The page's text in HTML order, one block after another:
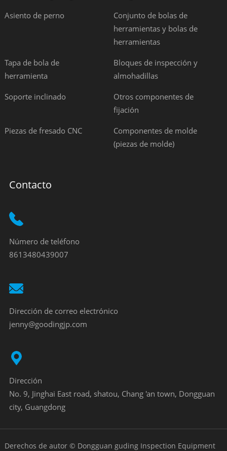
Asiento de perno
Conjunto de bolas de
herramientas y bolas de
herramientas
Tapa de bola de
herramienta
Bloques de inspección y
almohadillas
Soporte inclinado
Otros componentes de
fijación
Piezas de fresado CNC
Componentes de molde
(piezas de molde)
Contacto
Número de teléfono
8613480439007
Dirección de correo electrónico
jenny@goodingjp.com
Dirección
No. 9, Jinghai East road, shatou, Chang 'an town, Dongguan
city, Guangdong
Derechos de autor © Dongguan guding Inspection Equipment